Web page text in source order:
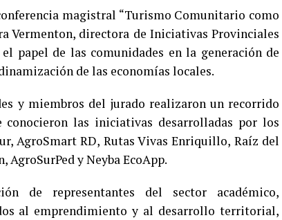
magistral “Turismo Comunitario como
Vermenton, directora de Iniciativas Provinciales
papel de las comunidades en la generación de
de las economías locales.
y miembros del jurado realizaron un recorrido
las iniciativas desarrolladas por los
AgroSmart RD, Rutas Vivas Enriquillo, Raíz del
AgroSurPed y Neyba EcoApp.
de representantes del sector académico,
al emprendimiento y al desarrollo territorial,